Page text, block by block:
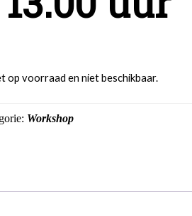
op voorraad en niet beschikbaar.
Workshop